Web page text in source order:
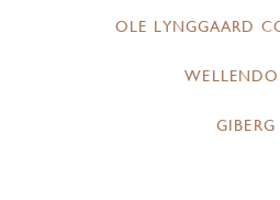
OLE LYNGGAARD
GIBERG